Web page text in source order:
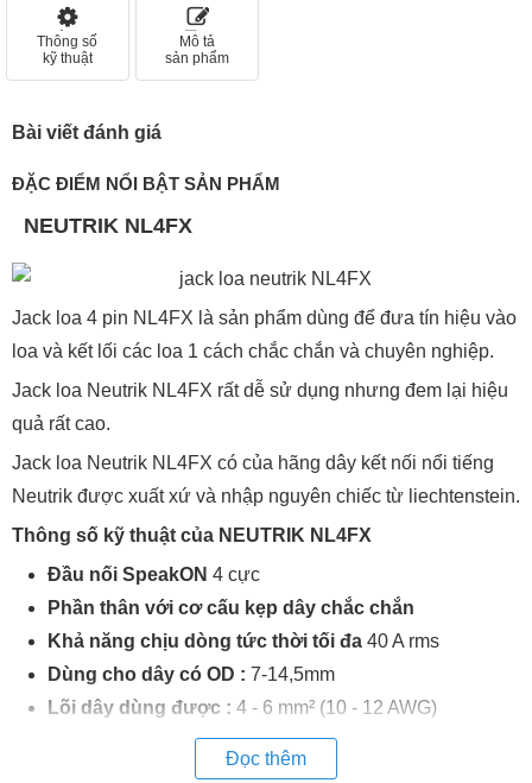
Thông số
kỹ thuật
Mô tả
sản phẩm
Bài viết đánh giá
ĐẶC ĐIỂM NỔI BẬT SẢN PHẨM
NEUTRIK NL4FX
Jack loa 4 pin NL4FX là sản phẩm dùng để đưa tín hiệu vào
loa và kết lối các loa 1 cách chắc chắn và chuyên nghiệp.
Jack loa Neutrik NL4FX rất dễ sử dụng nhưng đem lại hiệu
quả rất cao.
Jack loa Neutrik NL4FX có của hãng dây kết nối nổi tiếng
Neutrik được xuất xứ và nhập nguyên chiếc từ liechtenstein.
Thông số kỹ thuật của NEUTRIK NL4FX
Đầu nối SpeakON 4 cực
Phần thân với cơ cấu kẹp dây chắc chắn
Khả năng chịu dòng tức thời tối đa 40 A rms
Dùng cho dây có OD : 7-14,5mm
Lõi dây dùng được : 4 - 6 mm² (10 - 12 AWG)
Đọc thêm